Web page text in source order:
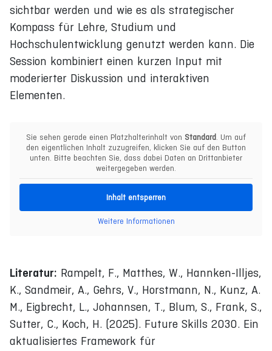
sichtbar werden und wie es als strategischer
Kompass für Lehre, Studium und
Hochschulentwicklung genutzt werden kann. Die
Session kombiniert einen kurzen Input mit
moderierter Diskussion und interaktiven
Elementen.
Sie sehen gerade einen Platzhalterinhalt von Standard . Um auf
den eigentlichen Inhalt zuzugreifen, klicken Sie auf den Button
unten. Bitte beachten Sie, dass dabei Daten an Drittanbieter
weitergegeben werden.
Inhalt entsperren
Weitere Informationen
Literatur: Rampelt, F., Matthes, W., Hannken-Illjes,
K., Sandmeir, A., Gehrs, V., Horstmann, N., Kunz, A.
M., Eigbrecht, L., Johannsen, T., Blum, S., Frank, S.,
Sutter, C., Koch, H. (2025). Future Skills 2030. Ein
aktualisiertes Framework für